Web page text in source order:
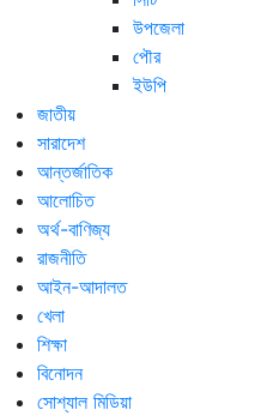
উপজেলা
পৌর
ইউপি
জাতীয়
সারাদেশ
আন্তর্জাতিক
আলোচিত
অর্থ-বাণিজ্য
রাজনীতি
আইন-আদালত
খেলা
শিক্ষা
বিনোদন
সোশ্যাল মিডিয়া